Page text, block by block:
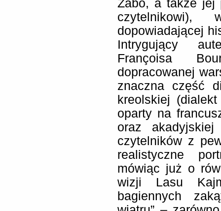
Zabo, a także jej
czytelnikowi),
dopowiadającej
Intrygujący
Françoisa
dopracowanej
znaczna część
kreolskiej
oparty na
oraz
czytelników z
realistyczne
mówiąc już o
wizji Lasu
bagiennych